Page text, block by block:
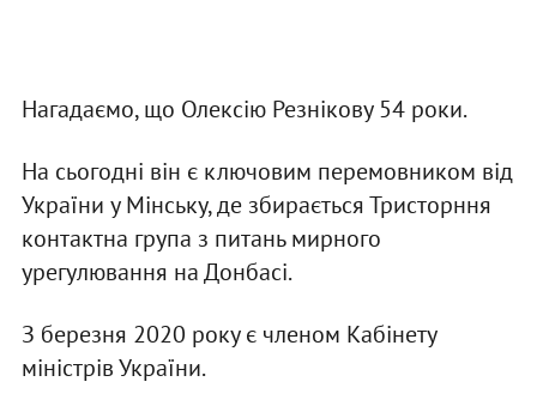
Нагадаємо, що Олексію Резнікову 54 роки.
На сьогодні він є ключовим перемовником від
України у Мінську, де збирається Тристорння
контактна група з питань мирного
урегулювання на Донбасі.
З березня 2020 року є членом Кабінету
міністрів України.